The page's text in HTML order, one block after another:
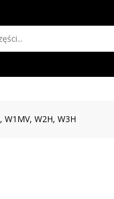
W1MV, W2H, W3H